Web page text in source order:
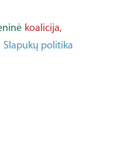
koalicija,
Slapukų politika